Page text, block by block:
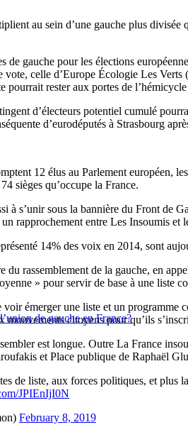
au sein d’une gauche plus
de gauche pour les élections
celle d’Europe Écologie Les
pourrait rester aux portes de
d’électeurs potentiel cumulé
d’eurodéputés à Strasbourg
12 élus au Parlement européen,
sièges qu’occupe la France.
à s’unir sous la bannière du Front de
rapprochement entre Les Insoumis et
14% des voix en 2014, sont
du rassemblement de la gauche, en
» pour servir de base à une liste
de gauche en France?
émerger une liste et un programme
mouvements citoyens pour qu’ils
est longue. Outre La France
et Place publique de Raphaël
de liste, aux forces politiques, et
JPIEnIjI0N
February 8, 2019